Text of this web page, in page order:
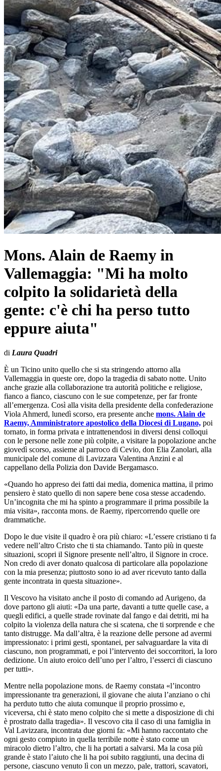
Mons. Alain de Raemy in
Vallemaggia: "Mi ha molto
colpito la solidarietà della
gente: c'è chi ha perso tutto
eppure aiuta"
di Laura Quadri
È un Ticino unito quello che si sta stringendo attorno alla
Vallemaggia in queste ore, dopo la tragedia di sabato notte. Unito
anche grazie alla collaborazione tra autorità politiche e religiose,
fianco a fianco, ciascuno con le sue competenze, per far fronte
all’emergenza. Così alla visita della presidente della confederazione
Viola Ahmerd, lunedì scorso, era presente anche mons. Alain de
Raemy, Amministratore apostolico della Diocesi di Lugano, poi
tornato, in forma privata e intrattenendosi in diversi densi colloqui
con le persone nelle zone più colpite, a visitare la popolazione anche
giovedì scorso, assieme al parroco di Cevio, don Elia Zanolari, alla
municipale del comune di Lavizzara Valentina Anzini e al
cappellano della Polizia don Davide Bergamasco.
«Quando ho appreso dei fatti dai media, domenica mattina, il primo
pensiero è stato quello di non sapere bene cosa stesse accadendo.
Un’incognita che mi ha spinto a programmare il prima possibile la
mia visita», racconta mons. de Raemy, ripercorrendo quelle ore
drammatiche.
Dopo le due visite il quadro è ora più chiaro: «L’essere cristiano ti fa
vedere nell’altro Cristo che ti sta chiamando. Tanto più in queste
situazioni, scopri il Signore presente nell’altro, il Signore in croce.
Non credo di aver donato qualcosa di particolare alla popolazione
con la mia presenza; piuttosto sono io ad aver ricevuto tanto dalla
gente incontrata in questa situazione».
Il Vescovo ha visitato anche il posto di comando ad Aurigeno, da
dove partono gli aiuti: «Da una parte, davanti a tutte quelle case, a
quegli edifici, a quelle strade rovinate dal fango e dai detriti, mi ha
colpito la violenza della natura che si scatena, che ti sorprende e che
tanto distrugge. Ma dall’altra, è la reazione delle persone ad avermi
impressionato: i primi gesti, spontanei, per salvaguardare la vita di
ciascuno, non programmati, e poi l’intervento dei soccorritori, la loro
dedizione. Un aiuto eroico dell’uno per l’altro, l’esserci di ciascuno
per tutti».
Mentre nella popolazione mons. de Raemy constata «l’incontro
impressionante tra generazioni, il giovane che aiuta l’anziano o chi
ha perduto tutto che aiuta comunque il proprio prossimo e,
viceversa, chi è stato meno colpito che si mette a disposizione di chi
è prostrato dalla tragedia». Il vescovo cita il caso di una famiglia in
Val Lavizzara, incontrata due giorni fa: «Mi hanno raccontato che
ogni gesto compiuto in quella terribile notte è stato come un
miracolo dietro l’altro, che li ha portati a salvarsi. Ma la cosa più
grande è stato l’aiuto che li ha poi subito raggiunti, una decina di
persone, ciascuno venuto lì con un mezzo, pale, trattori, scavatori,